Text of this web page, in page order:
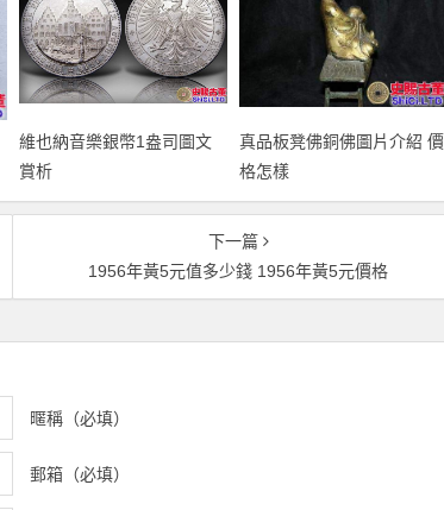
維也納音樂銀幣1盎司圖文
賞析
真品板凳佛銅佛圖片介紹 價
格怎樣
下一篇
1956年黃5元值多少錢 1956年黃5元價格
暱稱（必填）
郵箱（必填）